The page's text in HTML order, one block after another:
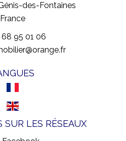
des-Fontaines
France
68 95 01 06
LES RÉSEAUX